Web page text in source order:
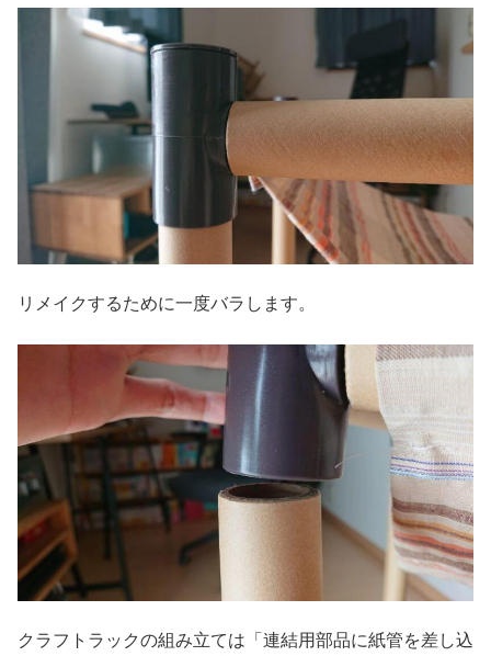
リメイクするために一度バラします。
クラフトラックの組み立ては「連結用部品に紙管を差し込